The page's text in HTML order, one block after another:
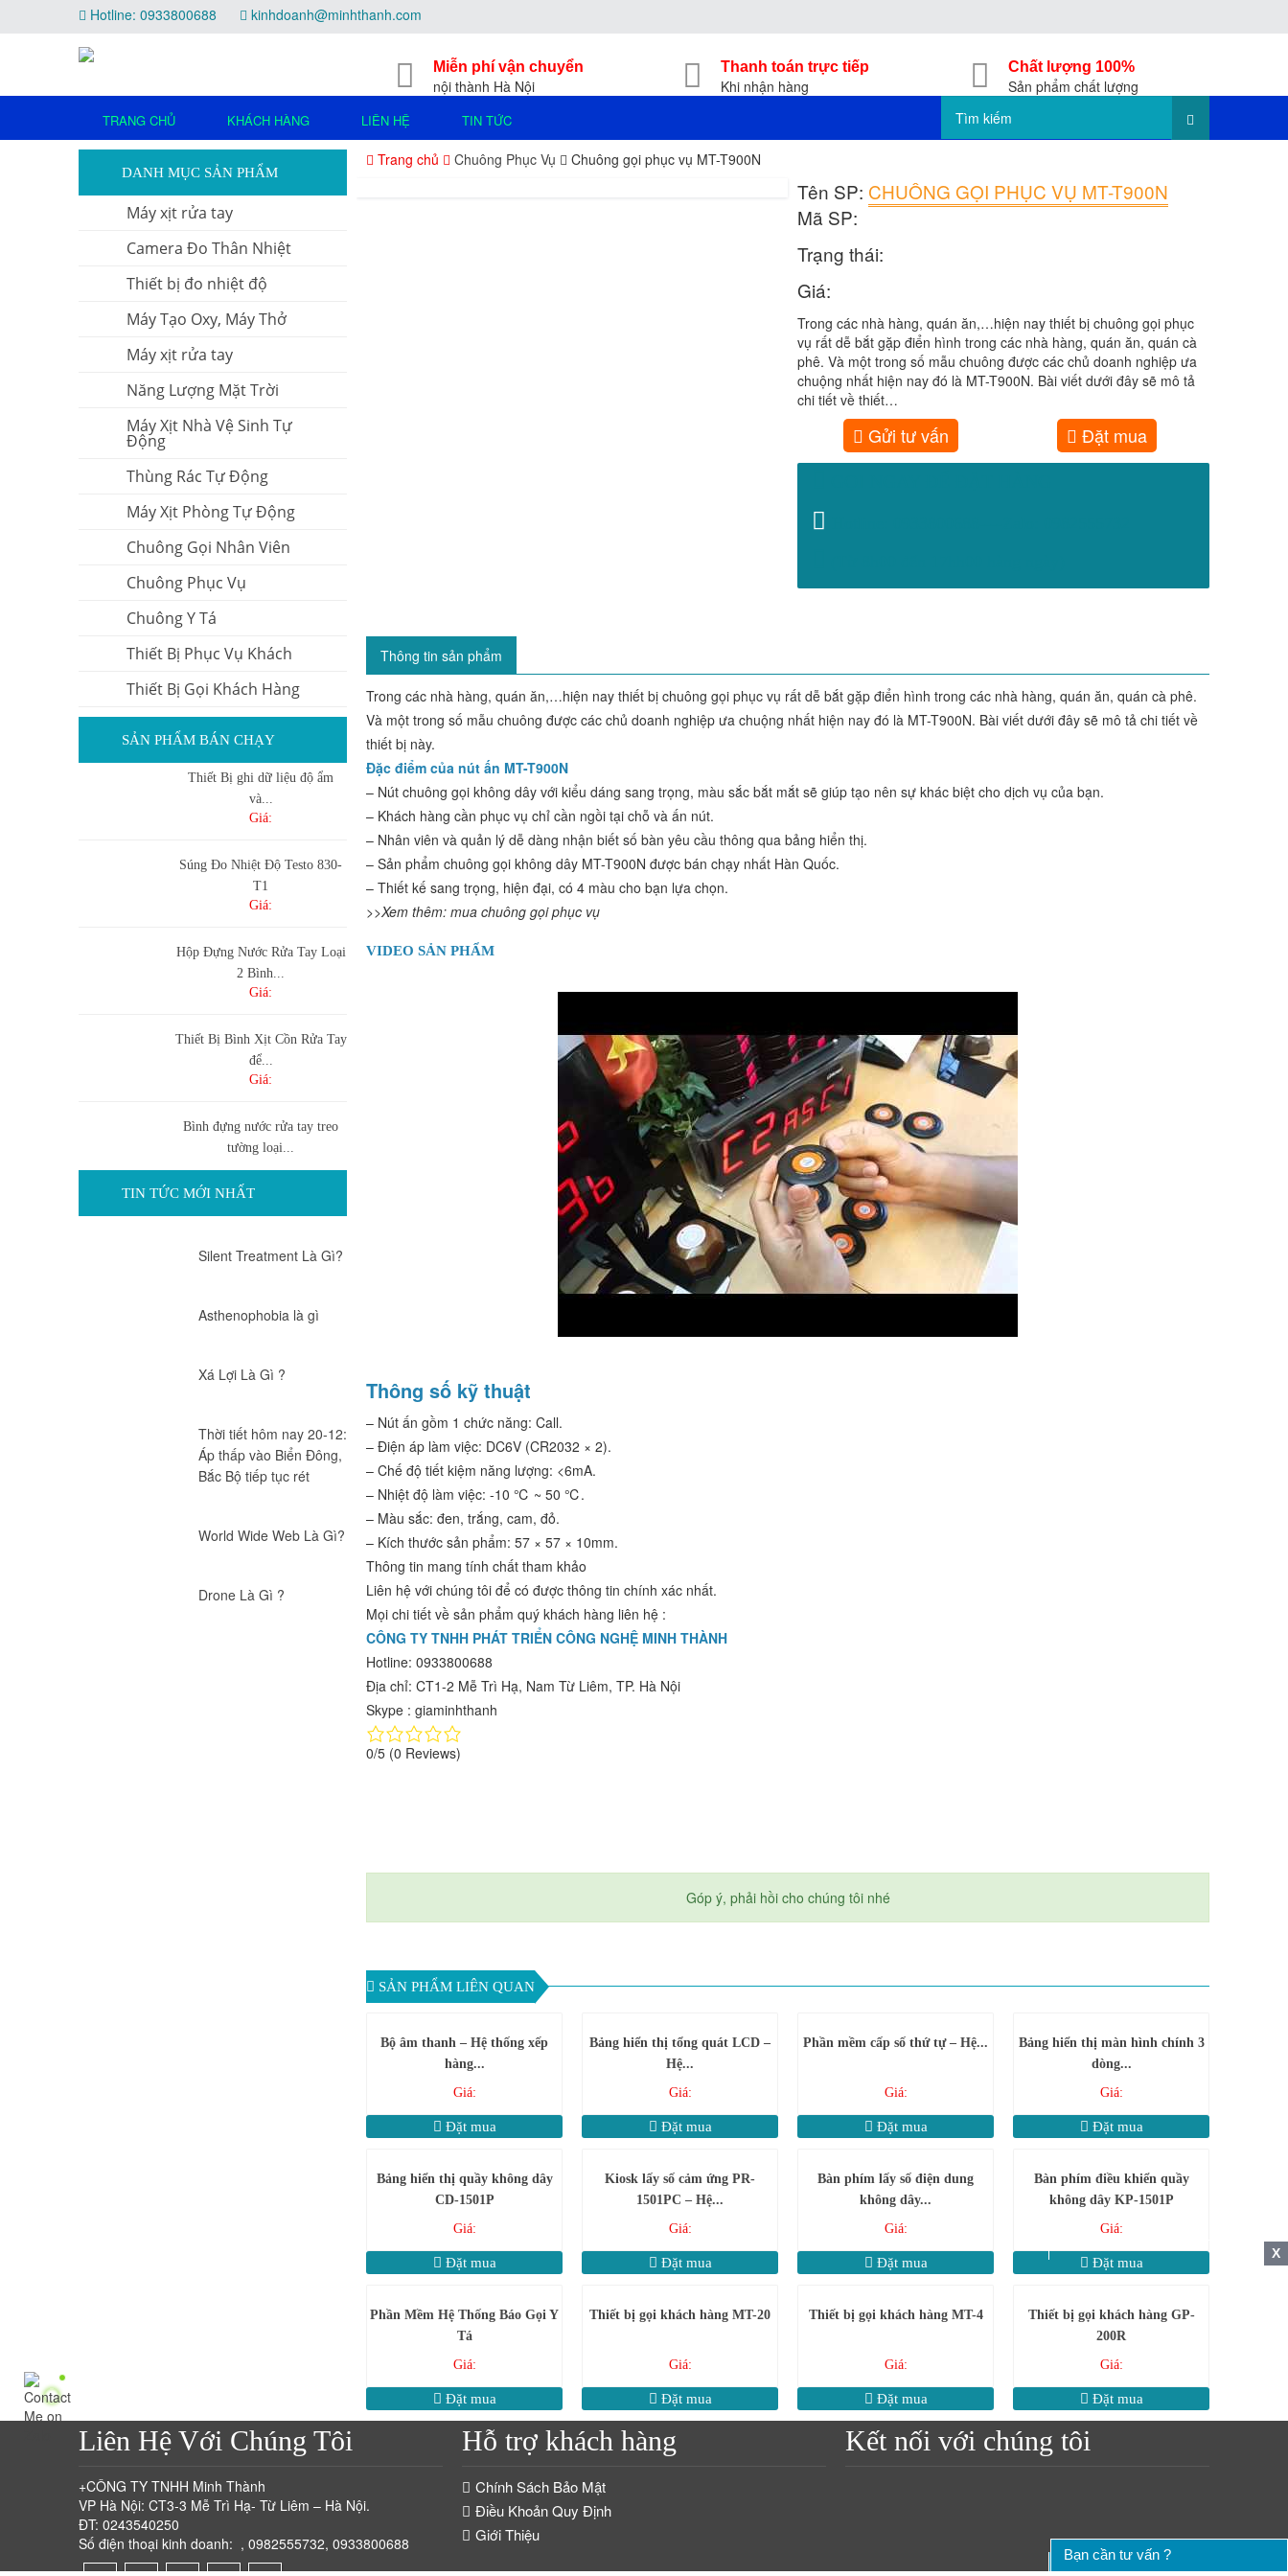
Hotline: 0933800688 kinhdoanh@minhthanh.com
Miễn phí vận chuyển
nội thành Hà Nội
Thanh toán trực tiếp
Khi nhận hàng
Chất lượng 100%
Sản phẩm chất lượng
TRANG CHỦ KHÁCH HÀNG LIÊN HỆ TIN TỨC
Trang chủ Chuông Phục Vụ Chuông gọi phục vụ MT-T900N
Tên SP: CHUÔNG GỌI PHỤC VỤ MT-T900N
Mã SP:
Trạng thái:
Giá:
Trong các nhà hàng, quán ăn,…hiện nay thiết bị chuông gọi phục
vụ rất dễ bắt gặp điển hình trong các nhà hàng, quán ăn, quán cà
phê. Và một trong số mẫu chuông được các chủ doanh nghiệp ưa
chuộng nhất hiện nay đó là MT-T900N. Bài viết dưới đây sẽ mô tả
chi tiết về thiết…
Gửi tư vấn Đặt mua
Thông tin sản phẩm
Trong các nhà hàng, quán ăn,…hiện nay thiết bị chuông gọi phục vụ rất dễ bắt gặp điển hình trong các nhà hàng, quán ăn, quán cà phê.
Và một trong số mẫu chuông được các chủ doanh nghiệp ưa chuộng nhất hiện nay đó là MT-T900N. Bài viết dưới đây sẽ mô tả chi tiết về
thiết bị này.
Đặc điểm của nút ấn MT-T900N
– Nút chuông gọi không dây với kiểu dáng sang trọng, màu sắc bắt mắt sẽ giúp tạo nên sự khác biệt cho dịch vụ của bạn.
– Khách hàng cần phục vụ chỉ cần ngồi tại chỗ và ấn nút.
– Nhân viên và quản lý dễ dàng nhận biết số bàn yêu cầu thông qua bảng hiển thị.
– Sản phẩm chuông gọi không dây MT-T900N được bán chạy nhất Hàn Quốc.
– Thiết kế sang trọng, hiện đại, có 4 màu cho bạn lựa chọn.
>>Xem thêm: mua chuông gọi phục vụ
VIDEO SẢN PHẨM
Thông số kỹ thuật
– Nút ấn gồm 1 chức năng: Call.
– Điện áp làm việc: DC6V (CR2032 × 2).
– Chế độ tiết kiệm năng lượng: <6mA.
– Nhiệt độ làm việc: -10 ℃ ~ 50 ℃.
– Màu sắc: đen, trắng, cam, đỏ.
– Kích thước sản phẩm: 57 × 57 × 10mm.
Thông tin mang tính chất tham khảo
Liên hệ với chúng tôi để có được thông tin chính xác nhất.
Mọi chi tiết về sản phẩm quý khách hàng liên hệ :
CÔNG TY TNHH PHÁT TRIỂN CÔNG NGHỆ MINH THÀNH
Hotline: 0933800688
Địa chỉ: CT1-2 Mễ Trì Hạ, Nam Từ Liêm, TP. Hà Nội
Skype : giaminhthanh
0/5 (0 Reviews)
Góp ý, phải hồi cho chúng tôi nhé
SẢN PHẨM LIÊN QUAN
Bộ âm thanh – Hệ thống xếp
hàng...
Giá:
Đặt mua
Bảng hiển thị tổng quát LCD –
Hệ...
Giá:
Đặt mua
Phần mềm cấp số thứ tự – Hệ...
Giá:
Đặt mua
Bảng hiển thị màn hình chính 3
dòng...
Giá:
Đặt mua
Bảng hiển thị quầy không dây
CD-1501P
Giá:
Đặt mua
Kiosk lấy số cảm ứng PR-
1501PC – Hệ...
Giá:
Đặt mua
Bàn phím lấy số điện dung
không dây...
Giá:
Đặt mua
Bàn phím điều khiển quầy
không dây KP-1501P
Giá:
Đặt mua
Phần Mềm Hệ Thống Báo Gọi Y
Tá
Giá:
Đặt mua
Thiết bị gọi khách hàng MT-20
Giá:
Đặt mua
Thiết bị gọi khách hàng MT-4
Giá:
Đặt mua
Thiết bị gọi khách hàng GP-
200R
Giá:
Đặt mua
DANH MỤC SẢN PHẨM
Máy xịt rửa tay
Camera Đo Thân Nhiệt
Thiết bị đo nhiệt độ
Máy Tạo Oxy, Máy Thở
Máy xịt rửa tay
Năng Lượng Mặt Trời
Máy Xịt Nhà Vệ Sinh Tự
Động
Thùng Rác Tự Động
Máy Xịt Phòng Tự Động
Chuông Gọi Nhân Viên
Chuông Phục Vụ
Chuông Y Tá
Thiết Bị Phục Vụ Khách
Thiết Bị Gọi Khách Hàng
SẢN PHẨM BÁN CHẠY
Thiết Bị ghi dữ liệu độ ẩm
và...
Giá:
Súng Đo Nhiệt Độ Testo 830-
T1
Giá:
Hộp Đựng Nước Rửa Tay Loại
2 Bình...
Giá:
Thiết Bị Bình Xịt Cồn Rửa Tay
để...
Giá:
Bình đựng nước rửa tay treo
tường loại...
Giá:
Bình đựng nước rửa tay cảm
Giá:
Giá:
TIN TỨC MỚI NHẤT
Silent Treatment Là Gì?
Asthenophobia là gì
Xá Lợi Là Gì ?
Thời tiết hôm nay 20-12:
Áp thấp vào Biển Đông,
Bắc Bộ tiếp tục rét
World Wide Web Là Gì?
Drone Là Gì ?
Liên Hệ Với Chúng Tôi
+CÔNG TY TNHH Minh Thành
VP Hà Nội: CT3-3 Mễ Trì Hạ- Từ Liêm – Hà Nội.
ĐT: 0243540250
Số điện thoại kinh doanh: , 0982555732, 0933800688
Hỗ trợ khách hàng
Chính Sách Bảo Mật
Điều Khoản Quy Định
Giới Thiệu
Kết nối với chúng tôi
X
Bạn cần tư vấn ?